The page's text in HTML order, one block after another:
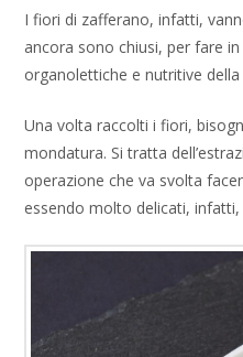
I fiori di zafferano, infatti,
ancora sono chiusi, per fare
organolettiche e nutritive
Una volta raccolti i fiori,
mondatura. Si tratta
operazione che va svolta
essendo molto delicati,